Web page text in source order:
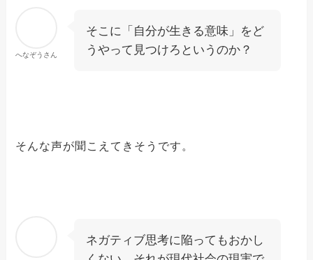
へなぞうさん
そこに「自分が生きる意味」をど
うやって見つけろというのか？
そんな声が聞こえてきそうです。
ネガティブ思考に陥ってもおかし